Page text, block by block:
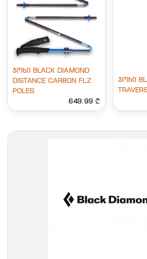
ჯოხი BLACK DIAMOND
DISTANCE CARBON FLZ
POLES
649.99 ₾
ჯოხი